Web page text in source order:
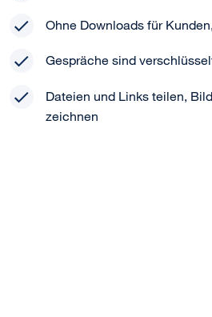
Ohne Downloads für
Gespräche sind
Dateien und Links teilen,
zeichnen